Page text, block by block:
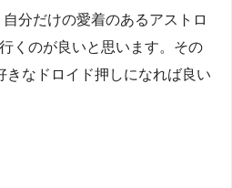
自分だけの愛着のあるアストロ
くのが良いと思います。その
なドロイド押しになれば良い